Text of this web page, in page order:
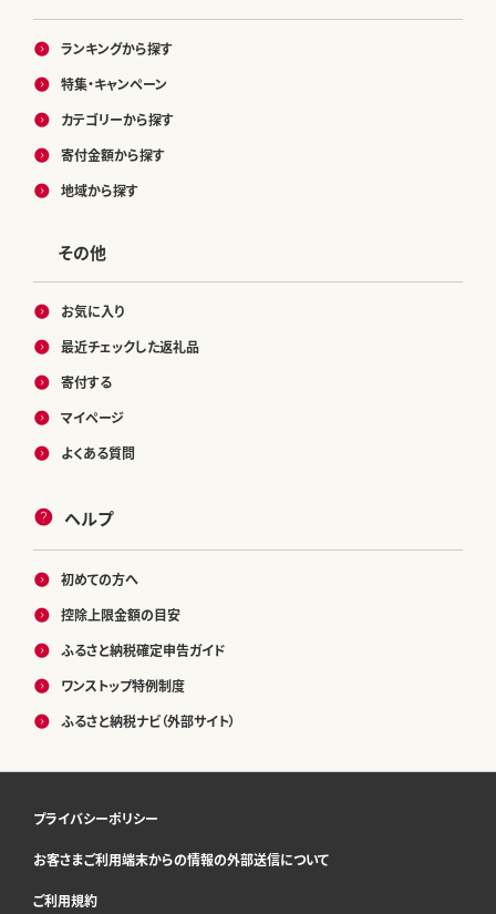
ランキングから探す
特集・キャンペーン
カテゴリーから探す
寄付金額から探す
地域から探す
その他
お気に入り
最近チェックした返礼品
寄付する
マイページ
よくある質問
ヘルプ
初めての方へ
控除上限金額の目安
ふるさと納税確定申告ガイド
ワンストップ特例制度
ふるさと納税ナビ（外部サイト）
プライバシーポリシー
お客さまご利用端末からの情報の外部送信について
ご利用規約